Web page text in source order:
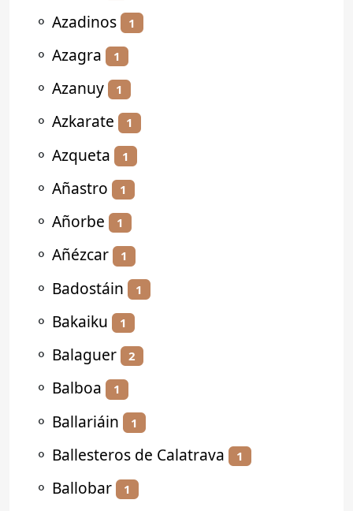
⚬ Azadinos 1
⚬ Azagra 1
⚬ Azanuy 1
⚬ Azkarate 1
⚬ Azqueta 1
⚬ Añastro 1
⚬ Añorbe 1
⚬ Añézcar 1
⚬ Badostáin 1
⚬ Bakaiku 1
⚬ Balaguer 2
⚬ Balboa 1
⚬ Ballariáin 1
⚬ Ballesteros de Calatrava 1
⚬ Ballobar 1